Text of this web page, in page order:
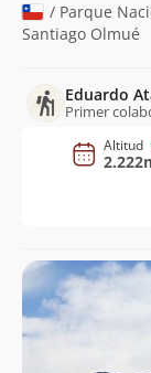
/ Parque
Santiago Olmué
Eduardo
Primer
Altitud